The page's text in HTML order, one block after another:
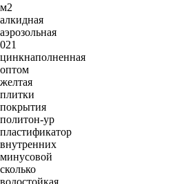
м2
алкидная
аэрозольная
021
цинкнаполненная
оптом
желтая
плитки
покрытия
политон-ур
пластификатор
внутренних
минусовой
сколько